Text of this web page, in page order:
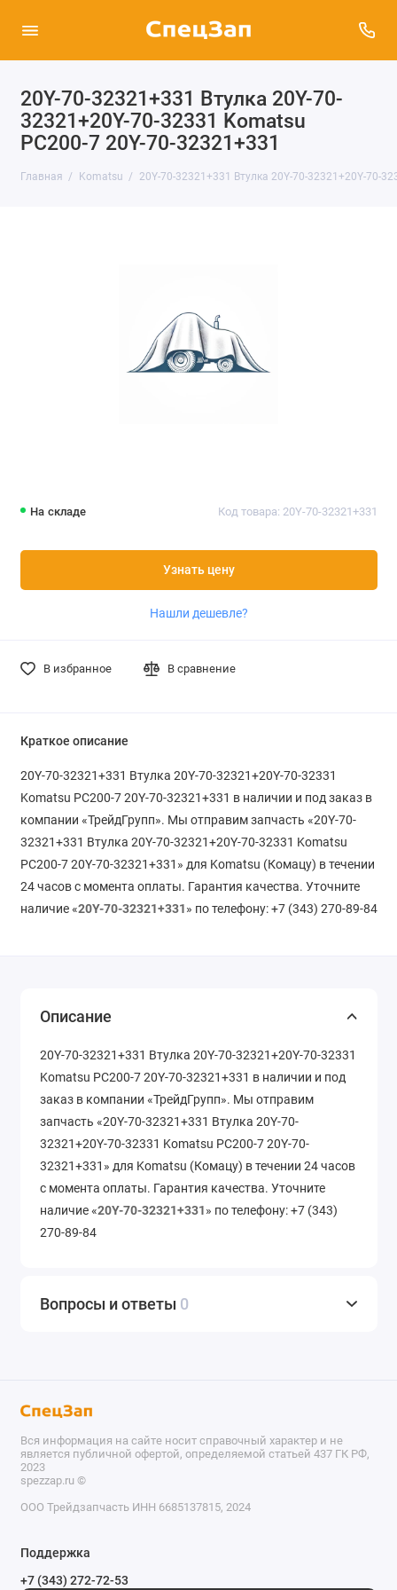
20Y-70-32321+331 Втулка 20Y-70-
32321+20Y-70-32331 Komatsu
PC200-7 20Y-70-32321+331
Главная Komatsu 20Y-70-32321+331 Втулка 20Y-70-32321+20Y-70-
На складе Код товара: 20Y-70-32321+331
Узнать цену
Нашли дешевле?
В избранное В сравнение
Краткое описание
20Y-70-32321+331 Втулка 20Y-70-32321+20Y-70-32331
Komatsu PC200-7 20Y-70-32321+331 в наличии и под заказ в
компании «ТрейдГрупп». Мы отправим запчасть «20Y-70-
32321+331 Втулка 20Y-70-32321+20Y-70-32331 Komatsu
PC200-7 20Y-70-32321+331» для Komatsu (Комацу) в течении
24 часов с момента оплаты. Гарантия качества. Уточните
наличие «20Y-70-32321+331» по телефону: +7 (343) 270-89-84
Описание
20Y-70-32321+331 Втулка 20Y-70-32321+20Y-70-32331
Komatsu PC200-7 20Y-70-32321+331 в наличии и под
заказ в компании «ТрейдГрупп». Мы отправим
запчасть «20Y-70-32321+331 Втулка 20Y-70-
32321+20Y-70-32331 Komatsu PC200-7 20Y-70-
32321+331» для Komatsu (Комацу) в течении 24 часов
с момента оплаты. Гарантия качества. Уточните
наличие «20Y-70-32321+331» по телефону: +7 (343)
270-89-84
Вопросы и ответы 0
Вся информация на сайте носит справочный характер и не
является публичной офертой, определяемой статьей 437 ГК РФ,
2023
spezzap.ru ©️
ООО Трейдзапчасть ИНН 6685137815, 2024
Поддержка
+7 (343) 272-72-53